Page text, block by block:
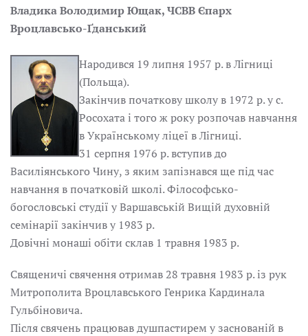
Владика Володимир Ющак, ЧСВВ Єпарх
Вроцлавсько-Ґданський
Народився 19 липня 1957 p. в Лігниці
(Польща).
Закінчив початкову школу в 1972 p. у с.
Росохата і того ж року розпочав навчання
в Українському ліцеї в Лігниці.
31 серпня 1976 p. вступив до
Василіянського Чину, з яким запізнався ще під час
навчання в початковій школі. Філософсько-
богословські студії у Варшавській Вищій духовній
семінарії закінчив у 1983 p.
Довічні монаші обіти склав 1 травня 1983 p.
Священичі свячення отримав 28 травня 1983 p. із рук
Митрополита Вроцлавського Генрика Кардинала
Гульбіновича.
Після свячень працював душпастирем у заснованій в